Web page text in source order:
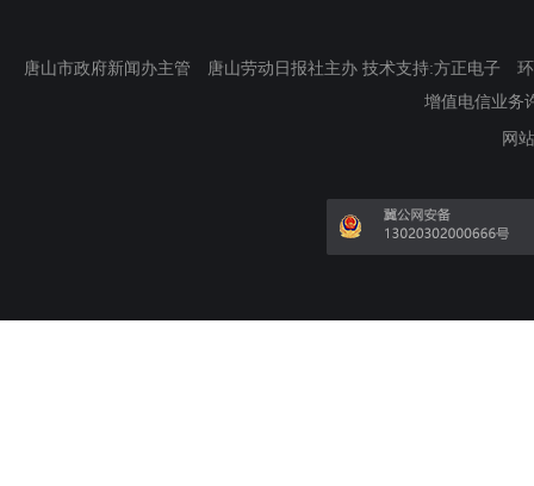
唐山市政府新闻办主管 唐山劳动日报社主办 技术支持:方正电子
增值电信业务
网